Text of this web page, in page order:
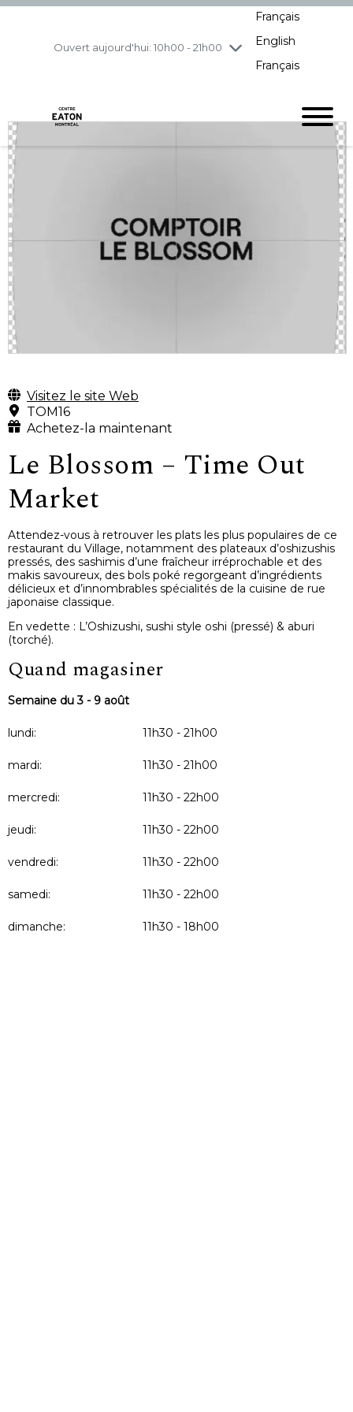
Ouvert aujourd'hui: 10h00 - 21h00
vendredi8/7
10h00 - 21h00
Français
English
Français
Visitez le site Web
TOM16
Achetez-la maintenant
Le Blossom – Time Out
Market
Attendez-vous à retrouver les plats les plus populaires de ce
restaurant du Village, notamment des plateaux d’oshizushis
pressés, des sashimis d’une fraîcheur irréprochable et des
makis savoureux, des bols poké regorgeant d’ingrédients
délicieux et d’innombrables spécialités de la cuisine de rue
japonaise classique.
En vedette : L’Oshizushi, sushi style oshi (pressé) & aburi
(torché).
Quand magasiner
Semaine du 3 - 9 août
lundi: 11h30 - 21h00
mardi: 11h30 - 21h00
mercredi: 11h30 - 22h00
jeudi: 11h30 - 22h00
vendredi: 11h30 - 22h00
samedi: 11h30 - 22h00
dimanche: 11h30 - 18h00